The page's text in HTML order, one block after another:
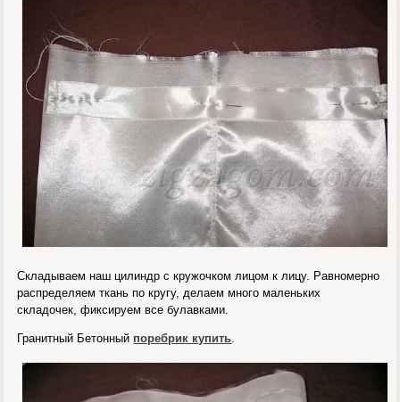
Складываем наш цилиндр с кружочком лицом к лицу. Равномерно
распределяем ткань по кругу, делаем много маленьких
складочек, фиксируем все булавками.
Гранитный Бетонный поребрик купить.